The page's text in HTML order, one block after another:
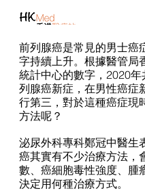
帶給您最新的醫療資訊
前列腺癌是常見的男士癌
字持續上升。根據醫管局
統計中心的數字，2020
列腺癌新症，在男性癌症
行第三，對於這種癌症現
方法呢？
泌尿外科專科鄭冠中醫生
癌其實有不少治療方法，
數、癌細胞毒性強度、腫
決定用何種治療方式。